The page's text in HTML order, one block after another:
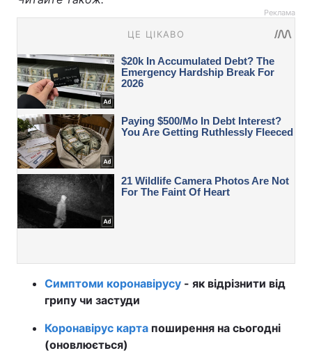
Реклама
Симптоми коронавірусу - як відрізнити від
грипу чи застуди
Коронавірус карта поширення на сьогодні
(оновлюється)